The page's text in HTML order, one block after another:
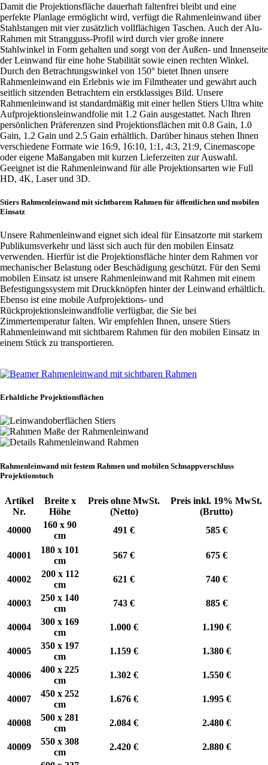
Damit die Projektionsfläche dauerhaft faltenfrei bleibt und eine
perfekte Planlage ermöglicht wird, verfügt die Rahmenleinwand über
Stahlstangen mit vier zusätzlich vollflächigen Taschen. Auch der Alu-
Rahmen mit Strangguss-Profil wird durch vier große innere
Stahlwinkel in Form gehalten und sorgt von der Außen- und Innenseite
der Leinwand für eine hohe Stabilität sowie einen rechten Winkel.
Durch den Betrachtungswinkel von 150° bietet Ihnen unsere
Rahmenleinwand ein Erlebnis wie im Filmtheater und gewährt auch
seitlich sitzenden Betrachtern ein erstklassiges Bild. Unsere
Rahmenleinwand ist standardmäßig mit einer hellen Stiers Ultra white
Aufprojektionsleinwandfolie mit 1.2 Gain ausgestattet. Nach Ihren
persönlichen Präferenzen sind Projektionsflächen mit 0.8 Gain, 1.0
Gain, 1.2 Gain und 2.5 Gain erhältlich. Darüber hinaus stehen Ihnen
verschiedene Formate wie 16:9, 16:10, 1:1, 4:3, 21:9, Cinemascope
oder eigene Maßangaben mit kurzen Lieferzeiten zur Auswahl.
Geeignet ist die Rahmenleinwand für alle Projektionsarten wie Full
HD, 4K, Laser und 3D.
Stiers Rahmenleinwand mit sichtbarem Rahmen für öffentlichen und mobilen
Einsatz
Unsere Rahmenleinwand eignet sich ideal für Einsatzorte mit starkem
Publikumsverkehr und lässt sich auch für den mobilen Einsatz
verwenden. Hierfür ist die Projektionsfläche hinter dem Rahmen vor
mechanischer Belastung oder Beschädigung geschützt. Für den Semi
mobilen Einsatz ist unsere Rahmenleinwand mit Rahmen mit einem
Befestigungssystem mit Druckknöpfen hinter der Leinwand erhältlich.
Ebenso ist eine mobile Aufprojektions- und
Rückprojektionsleinwandfolie verfügbar, die Sie bei
Zimmertemperatur falten. Wir empfehlen Ihnen, unsere Stiers
Rahmenleinwand mit sichtbarem Rahmen für den mobilen Einsatz in
einem Stück zu transportieren.
Erhältliche Projektionsflächen
Rahmenleinwand mit festem Rahmen und mobilen Schnappverschluss
Projektionstuch
Artikel
Nr.
Breite x
Höhe
Preis ohne MwSt.
(Netto)
Preis inkl. 19% MwSt.
(Brutto)
40000
160 x 90
cm
491 € 585 €
40001
180 x 101
cm
567 € 675 €
40002
200 x 112
cm
621 € 740 €
40003
250 x 140
cm
743 € 885 €
40004
300 x 169
cm
1.000 € 1.190 €
40005
350 x 197
cm
1.159 € 1.380 €
40006
400 x 225
cm
1.302 € 1.550 €
40007
450 x 252
cm
1.676 € 1.995 €
40008
500 x 281
cm
2.084 € 2.480 €
40009
550 x 308
cm
2.420 €
2.880 €